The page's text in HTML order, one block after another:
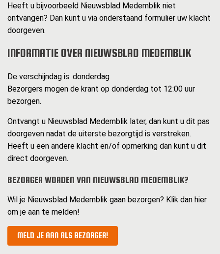
Heeft u bijvoorbeeld Nieuwsblad Medemblik niet
ontvangen? Dan kunt u via onderstaand formulier uw klacht
doorgeven.
INFORMATIE OVER NIEUWSBLAD MEDEMBLIK
De verschijndag is: donderdag
Bezorgers mogen de krant op donderdag tot 12:00 uur
bezorgen.
Ontvangt u Nieuwsblad Medemblik later, dan kunt u dit pas
doorgeven nadat de uiterste bezorgtijd is verstreken.
Heeft u een andere klacht en/of opmerking dan kunt u dit
direct doorgeven.
BEZORGER WORDEN VAN NIEUWSBLAD MEDEMBLIK?
Wil je Nieuwsblad Medemblik gaan bezorgen? Klik dan hier
om je aan te melden!
MELD JE AAN ALS BEZORGER!